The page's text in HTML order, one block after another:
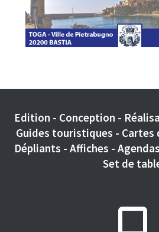
Edition - Conception -
Guides touristiques - Cartes
Dépliants - Affiches -
Set de